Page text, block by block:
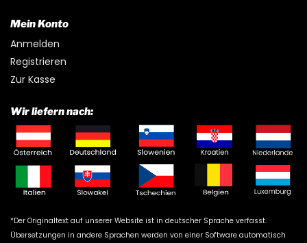
Mein Konto
Anmelden
Registrieren
Zur Kasse
Wir liefern nach:
*Der Originaltext auf unserer Website ist in deutscher Sprache verfasst.
Übersetzungen in andere Sprachen werden von einer Software automatisch